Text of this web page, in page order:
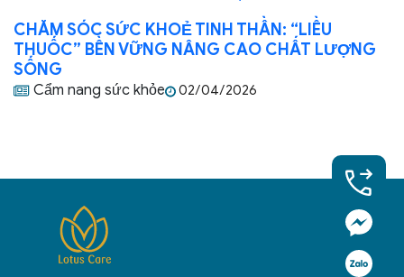
CHĂM SÓC SỨC KHOẺ TINH THẦN: “LIỀU
THUỐC” BỀN VỮNG NÂNG CAO CHẤT LƯỢNG
SỐNG
Cẩm nang sức khỏe 02/04/2026